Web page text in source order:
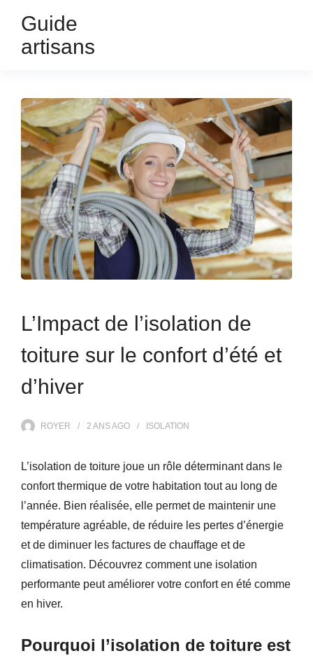
Guide
artisans
L’Impact de l’isolation de
toiture sur le confort d’été et
d’hiver
ROYER 2 ANSAGO ISOLATION
L’isolation de toiture joue un rôle déterminant dans le
confort thermique de votre habitation tout au long de
l’année. Bien réalisée, elle permet de maintenir une
température agréable, de réduire les pertes d’énergie
et de diminuer les factures de chauffage et de
climatisation. Découvrez comment une isolation
performante peut améliorer votre confort en été comme
en hiver.
Pourquoi l’isolation de toiture est